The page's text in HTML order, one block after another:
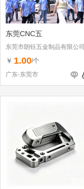
东莞CNC五
东莞市朗钰五金制品有限公司
￥ 1.00/个
广东-东莞市